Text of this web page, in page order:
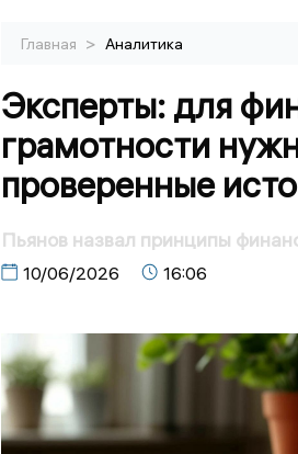
Главная > Аналитика
Эксперты: для
грамотности
проверенные
Пьянов назвал принципы
10/06/2026 16:06